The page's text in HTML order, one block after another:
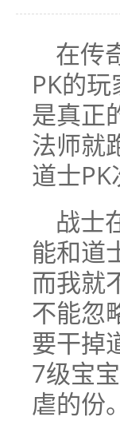
在传
PK的
是真正
法师就
道士
战士
能和道
而我就
不能忽
要干掉
7级宝
虐的份。